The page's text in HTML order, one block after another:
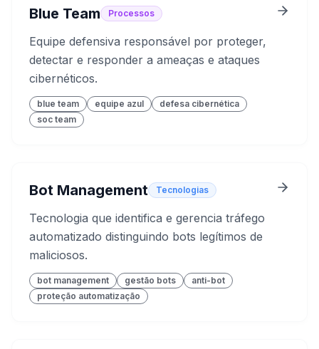
Blue Team Processos
Equipe defensiva responsável por proteger,
detectar e responder a ameaças e ataques
cibernéticos.
blue team equipe azul
defesa cibernética
soc team
Bot Management Tecnologias
Tecnologia que identifica e gerencia tráfego
automatizado distinguindo bots legítimos de
maliciosos.
bot management gestão bots
anti-bot
proteção automatização